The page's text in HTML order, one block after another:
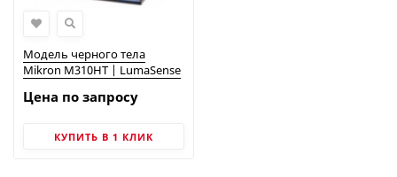
Модель черного тела
Mikron M310HT | LumaSense
Цена по запросу
КУПИТЬ В 1 КЛИК